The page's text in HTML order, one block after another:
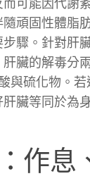
可能因代謝
頑固性體脂
驟。針對肝
臟的解毒分
與硫化物。
臟等同於為
作息